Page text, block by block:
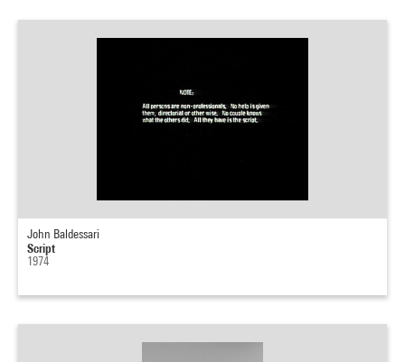
John Baldessari
Script
1974